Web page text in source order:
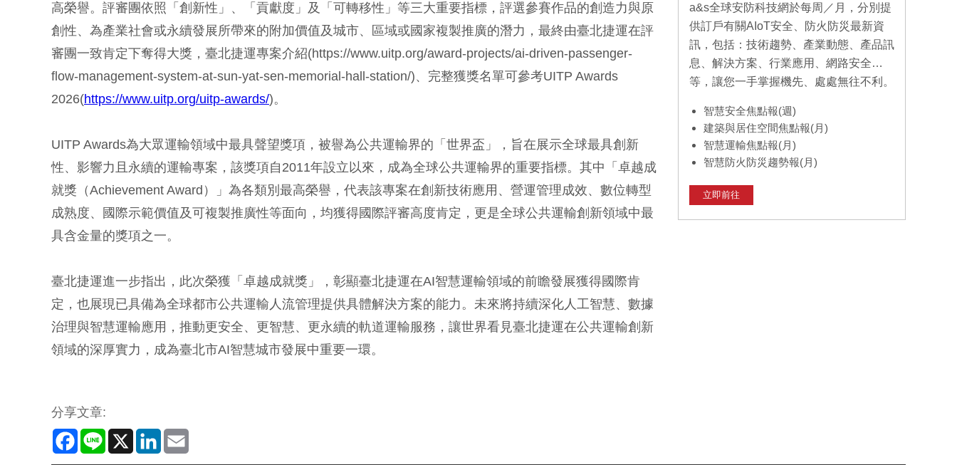
高榮譽。評審團依照「創新性」、「貢獻度」及「可轉移性」等三大重要指標，評選參賽作品的創造力與原
創性、為產業社會或永續發展所帶來的附加價值及城市、區域或國家複製推廣的潛力，最終由臺北捷運在評
審團一致肯定下奪得大獎，臺北捷運專案介紹(https://www.uitp.org/award-projects/ai-driven-passenger-
flow-management-system-at-sun-yat-sen-memorial-hall-station/)、完整獲獎名單可參考UITP Awards
2026(https://www.uitp.org/uitp-awards/)。
UITP Awards為大眾運輸領域中最具聲望獎項，被譽為公共運輸界的「世界盃」，旨在展示全球最具創新
性、影響力且永續的運輸專案，該獎項自2011年設立以來，成為全球公共運輸界的重要指標。其中「卓越成
就獎（Achievement Award）」為各類別最高榮譽，代表該專案在創新技術應用、營運管理成效、數位轉型
成熟度、國際示範價值及可複製推廣性等面向，均獲得國際評審高度肯定，更是全球公共運輸創新領域中最
具含金量的獎項之一。
臺北捷運進一步指出，此次榮獲「卓越成就獎」，彰顯臺北捷運在AI智慧運輸領域的前瞻發展獲得國際肯
定，也展現已具備為全球都市公共運輸人流管理提供具體解決方案的能力。未來將持續深化人工智慧、數據
治理與智慧運輸應用，推動更安全、更智慧、更永續的軌道運輸服務，讓世界看見臺北捷運在公共運輸創新
領域的深厚實力，成為臺北市AI智慧城市發展中重要一環。
分享文章:
Facebook
Line X LinkedIn
a&s全球安防科技網於每周／月，分別提
供訂戶有關AIoT安全、防火防災最新資
訊，包括：技術趨勢、產業動態、產品訊
息、解決方案、行業應用、網路安全…
等，讓您一手掌握機先、處處無往不利。
智慧安全焦點報(週)
建築與居住空間焦點報(月)
智慧運輸焦點報(月)
智慧防火防災趨勢報(月)
立即前往